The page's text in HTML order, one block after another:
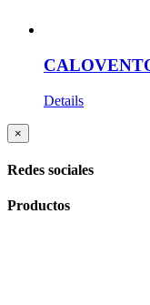
Details
Close
product
view
×
Redes sociales
Productos